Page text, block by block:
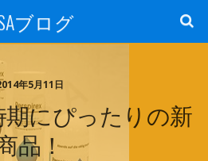
ブログ
年5月11日
にぴったりの新
品！